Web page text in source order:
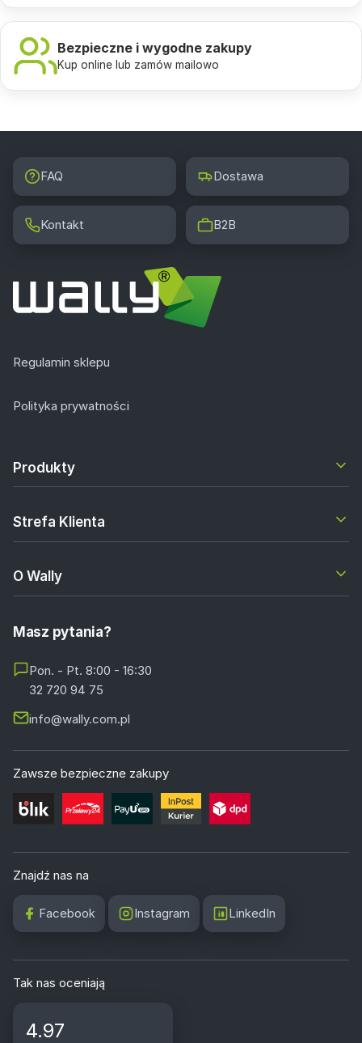
Bezpieczne i wygodne zakupy
Kup online lub zamów mailowo
FAQ Dostawa
Kontakt B2B
Regulamin sklepu
Polityka prywatności
Produkty
Strefa Klienta
O Wally
Masz pytania?
Pon. - Pt. 8:00 - 16:30
32 720 94 75
info@wally.com.pl
Zawsze bezpieczne zakupy
Znajdź nas na
Facebook Instagram LinkedIn
Tak nas oceniają
4.97